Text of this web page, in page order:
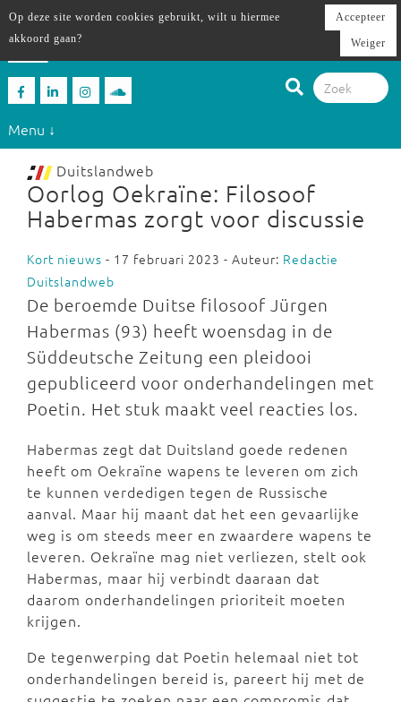
Menu ↓
Duitslandweb
Oorlog Oekraïne: Filosoof
Habermas zorgt voor discussie
Kort nieuws - 17 februari 2023 - Auteur: Redactie
Duitslandweb
De beroemde Duitse filosoof Jürgen
Habermas (93) heeft woensdag in de
Süddeutsche Zeitung een pleidooi
gepubliceerd voor onderhandelingen met
Poetin. Het stuk maakt veel reacties los.
Habermas zegt dat Duitsland goede redenen
heeft om Oekraïne wapens te leveren om zich
te kunnen verdedigen tegen de Russische
aanval. Maar hij maant dat het een gevaarlijke
weg is om steeds meer en zwaardere wapens te
leveren. Oekraïne mag niet verliezen, stelt ook
Habermas, maar hij verbindt daaraan dat
daarom onderhandelingen prioriteit moeten
krijgen.
De tegenwerping dat Poetin helemaal niet tot
onderhandelingen bereid is, pareert hij met de
Op deze site worden cookies gebruikt, wilt u hiermee
akkoord gaan?
Accepteer
Weiger